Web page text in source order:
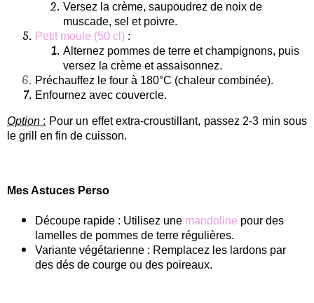
Versez la crème, saupoudrez de noix de
muscade, sel et poivre.
Petit moule (50 cl) :
Alternez pommes de terre et champignons, puis
versez la crème et assaisonnez.
Préchauffez le four à 180°C (chaleur combinée).
Enfournez avec couvercle.
Option : Pour un effet extra-croustillant, passez 2-3 min sous
le grill en fin de cuisson.
Mes Astuces Perso
Découpe rapide : Utilisez une mandoline pour des
lamelles de pommes de terre régulières.
Variante végétarienne : Remplacez les lardons par
des dés de courge ou des poireaux.